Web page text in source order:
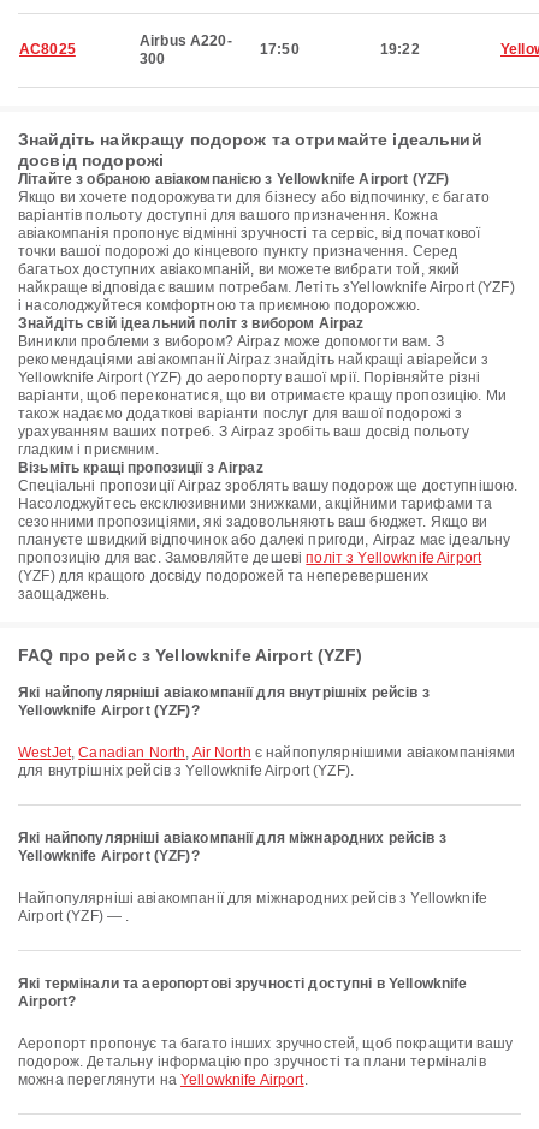
AC8025
Airbus A220-
300
17:50 19:22
Знайдіть найкращу подорож та отримайте ідеальний
досвід подорожі
Літайте з обраною авіакомпанією з Yellowknife Airport (YZF)
Якщо ви хочете подорожувати для бізнесу або відпочинку, є багато
варіантів польоту доступні для вашого призначення. Кожна
авіакомпанія пропонує відмінні зручності та сервіс, від початкової
точки вашої подорожі до кінцевого пункту призначення. Серед
багатьох доступних авіакомпаній, ви можете вибрати той, який
найкраще відповідає вашим потребам. Летіть зYellowknife Airport (YZF)
і насолоджуйтеся комфортною та приємною подорожжю.
Знайдіть свій ідеальний політ з вибором Airpaz
Виникли проблеми з вибором? Airpaz може допомогти вам. З
рекомендаціями авіакомпанії Airpaz знайдіть найкращі авіарейси з
Yellowknife Airport (YZF) до аеропорту вашої мрії. Порівняйте різні
варіанти, щоб переконатися, що ви отримаєте кращу пропозицію. Ми
також надаємо додаткові варіанти послуг для вашої подорожі з
урахуванням ваших потреб. З Airpaz зробіть ваш досвід польоту
гладким і приємним.
Візьміть кращі пропозиції з Airpaz
Спеціальні пропозиції Airpaz зроблять вашу подорож ще доступнішою.
Насолоджуйтесь ексклюзивними знижками, акційними тарифами та
сезонними пропозиціями, які задовольняють ваш бюджет. Якщо ви
плануєте швидкий відпочинок або далекі пригоди, Airpaz має ідеальну
пропозицію для вас. Замовляйте дешевіполіт з Yellowknife Airport
(YZF) для кращого досвіду подорожей та неперевершених
заощаджень.
FAQ про рейс з Yellowknife Airport (YZF)
Які найпопулярніші авіакомпанії для внутрішніх рейсів з
Yellowknife Airport (YZF)?
WestJet,Canadian North, Air North є найпопулярнішими авіакомпаніями
для внутрішніх рейсів з Yellowknife Airport (YZF).
Які найпопулярніші авіакомпанії для міжнародних рейсів з
Yellowknife Airport (YZF)?
Найпопулярніші авіакомпанії для міжнародних рейсів з Yellowknife
Airport (YZF) — .
Які термінали та аеропортові зручності доступні в Yellowknife
Airport?
Аеропорт пропонує та багато інших зручностей, щоб покращити вашу
подорож. Детальну інформацію про зручності та плани терміналів
можна переглянути на Yellowknife Airport.